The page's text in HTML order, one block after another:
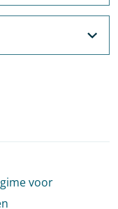
voor